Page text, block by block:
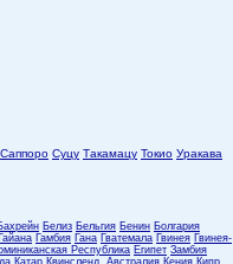
Саппоро Суцу Такамацу Токио Уракава
Белиз Бельгия Бенин Болгария
Гайана Гамбия Гана Гватемала Гвинея Гвинея-
Республика Египет Замбия
Катар Квинсленд, Австралия Кения Кипр